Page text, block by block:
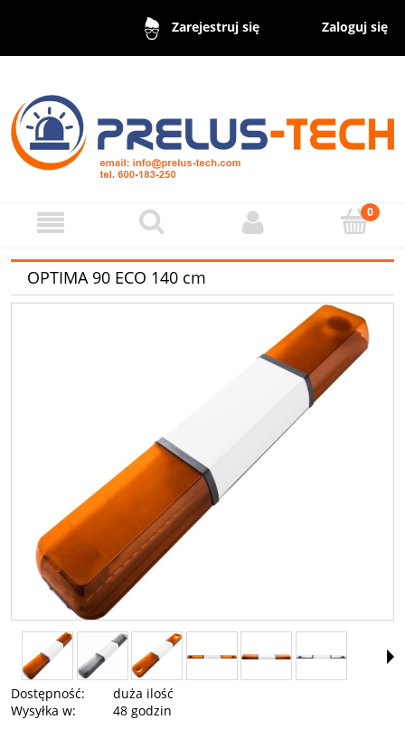
Zarejestruj się Zaloguj się
OPTIMA 90 ECO 140 cm
Dostępność:
duża ilość
Wysyłka w:
48 godzin